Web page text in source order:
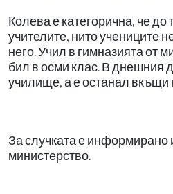
Колева е категорична, че до
учителите, нито учениците
него. Учил в гимназията от
бил в осми клас. В днешния
училище, а е останал вкъщи
За случката е информирано
министерство.